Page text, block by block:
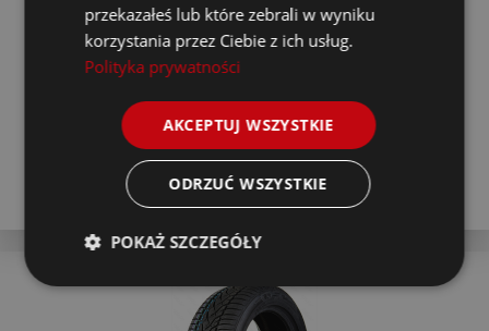
Poniedziałek
Montaż w serwisie za 4 dni
Wtorek
Stan magazynowy
Kup
przekazałeś lub które zebrali w wyniku
korzystania przez Ciebie z ich usług.
Polityka prywatności
AKCEPTUJ WSZYSTKIE
ODRZUĆ WSZYSTKIE
POKAŻ SZCZEGÓŁY